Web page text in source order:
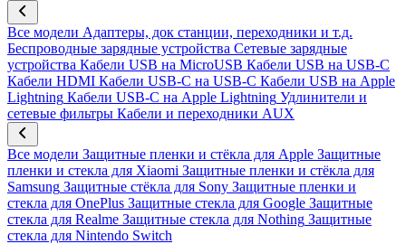
Все модели Адаптеры, док станции, переходники и т.д.
Беспроводные зарядные устройства Сетевые зарядные
устройства Кабели USB на MicroUSB Кабели USB на USB-C
Кабели HDMI Кабели USB-C на USB-C Кабели USB на Apple
Lightning Кабели USB-C на Apple Lightning Удлинители и
сетевые фильтры Кабели и переходники AUX
Все модели Защитные пленки и стёкла для Apple Защитные
пленки и стекла для Xiaomi Защитные пленки и стёкла для
Samsung Защитные стёкла для Sony Защитные пленки и
стекла для OnePlus Защитные стекла для Google Защитные
стекла для Realme Защитные стекла для Nothing Защитные
стекла для Nintendo Switch